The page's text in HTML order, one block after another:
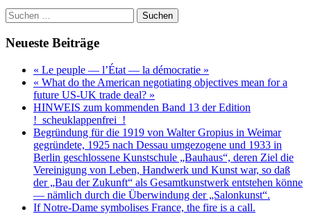
neo-
Wilhelminist
Hegemon
and
its
Future
Suchen
nach:
Neueste Beiträge
« Le peuple — l’État — la démocratie »
« What do the American negotiating objectives mean for a
future US-UK trade deal? »
HINWEIS zum kommenden Band 13 der Edition
!_scheuklappenfrei_!
Begründung für die 1919 von Walter Gropius in Weimar
gegründete, 1925 nach Dessau umgezogene und 1933 in
Berlin geschlossene Kunstschule „Bauhaus“, deren Ziel die
Vereinigung von Leben, Handwerk und Kunst war, so daß
der „Bau der Zukunft“ als Gesamtkunstwerk entstehen könne
— nämlich durch die Überwindung der „Salonkunst“.
If Notre-Dame symbolises France, the fire is a call.